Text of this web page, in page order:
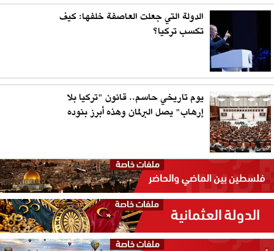
الدولة التي جعلت العاصفة خلفها: كيف
تكسب تركيا؟
يوم تاريخي حاسم.. قانون "تركيا بلا
إرهاب" يصل البرلمان وهذه أبرز بنوده